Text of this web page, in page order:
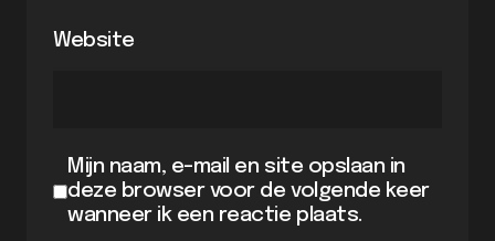
Website
Mijn naam, e-mail en site opslaan in
deze browser voor de volgende keer
wanneer ik een reactie plaats.